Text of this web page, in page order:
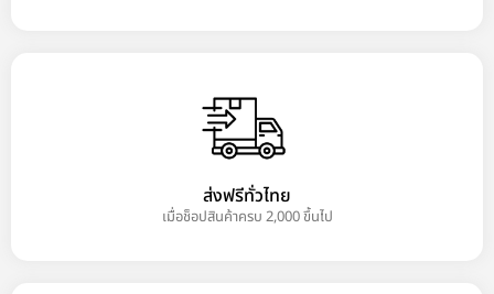
ส่งฟรีทั่วไทย
เมื่อช็อปสินค้าครบ 2,000 ขึ้นไป